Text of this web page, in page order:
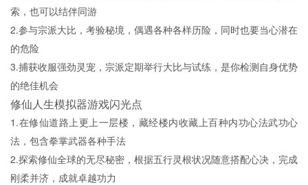
索，也可以结伴同游
2.参与宗派大比，考验秘境，偶遇各种各样历险，同时也要当心潜在
的危险
3.捕获收服强劲灵宠，宗派定期举行大比与试练，是你检测自身优势
的绝佳机会
修仙人生模拟器游戏闪光点
1.在修仙道路上更上一层楼，藏经楼内收藏上百种内功心法武功心
法，包含拳掌武器各种手法
2.探索修仙全球的无尽秘密，根据五行灵根状况随意搭配心决，完成
刚柔并济，成就卓越功力